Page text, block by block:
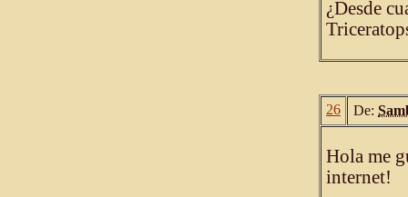
¿Desde
26 De:
Hola me
internet!